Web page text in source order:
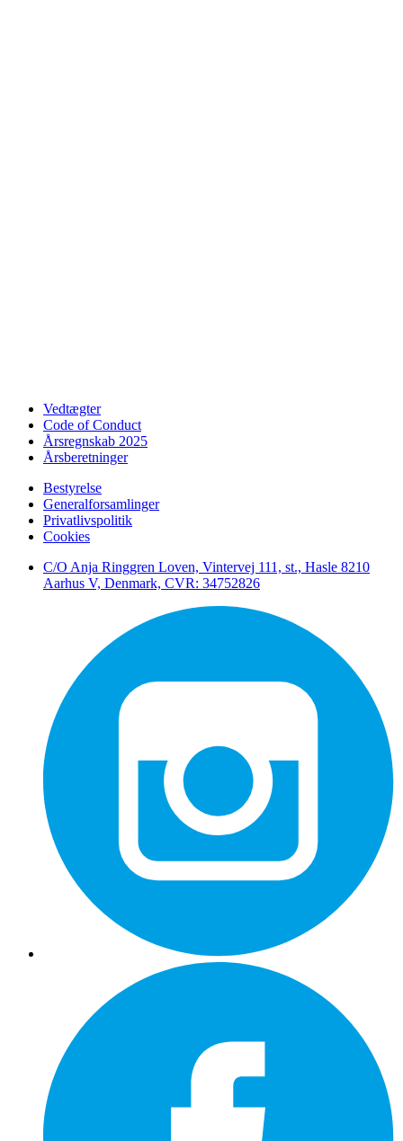
Vedtægter
Code of Conduct
Årsregnskab 2025
Årsberetninger
Bestyrelse
Generalforsamlinger
Privatlivspolitik
Cookies
C/O Anja Ringgren Loven, Vintervej 111, st., Hasle ​8210
Aarhus V, Denmark, CVR: 34752826